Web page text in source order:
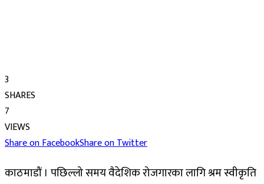
3
SHARES
7
VIEWS
Share on FacebookShare on Twitter
काठमाडौं । पछिल्लो समय वैदेशिक रोजगारका लागि श्रम स्वीकृति